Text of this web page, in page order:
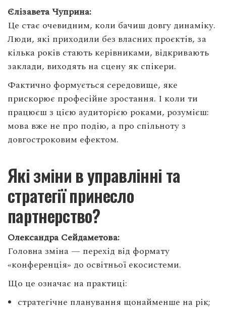
Єлізавета Чуприна:
Це стає очевидним, коли бачиш довгу динаміку.
Люди, які приходили без власних проєктів, за
кілька років стають керівниками, відкривають
заклади, виходять на сцену як спікери.
Фактично формується середовище, яке
прискорює професійне зростання. І коли ти
працюєш з цією аудиторією роками, розумієш:
мова вже не про подію, а про спільноту з
довгостроковим ефектом.
Які зміни в управлінні та
стратегії принесло
партнерство?
Олександра Сейдаметова:
Головна зміна — перехід від формату
«конференція» до освітньої екосистеми.
Що це означає на практиці:
стратегічне планування щонайменше на рік;